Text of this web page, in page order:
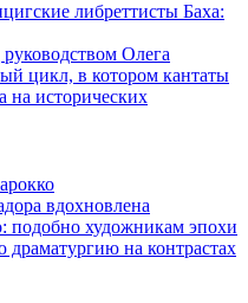
либреттисты Баха:
Олега
цикл, в котором кантаты
на исторических
вдохновлена
подобно художникам эпохи
драматургию на контрастах